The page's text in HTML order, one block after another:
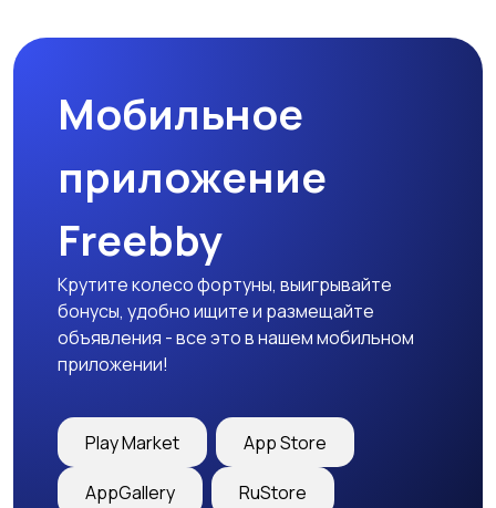
Мобильное
приложение
Freebby
Крутите колесо фортуны, выигрывайте
бонусы, удобно ищите и размещайте
объявления - все это в нашем мобильном
приложении!
Play Market App Store
AppGallery RuStore